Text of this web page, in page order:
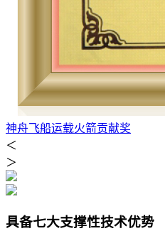
神舟飞船运载火箭贡献奖
＜
＞
具备七大支撑性技术优势